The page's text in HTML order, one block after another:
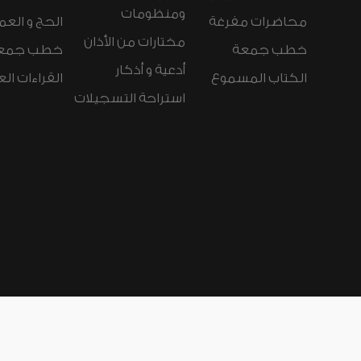
محاضرات مفرغة
خطب جمعة
الكتاب المسموع
ومنظومات
مختارات من الأذان
أدعية و أذكار
استراحة التسجيلات
الحج و
خطب
القراءات